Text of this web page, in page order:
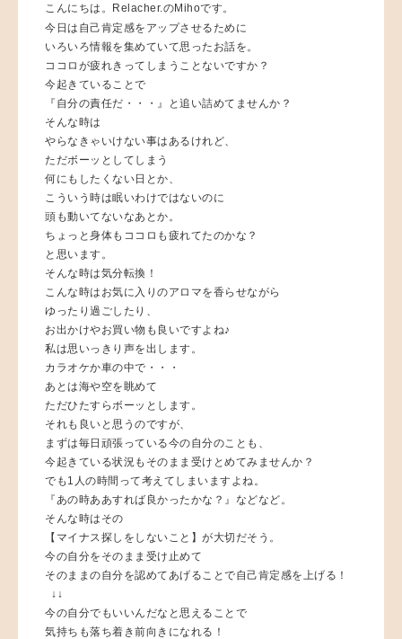
こんにちは。Relacher.のMihoです。
今日は自己肯定感をアップさせるために
いろいろ情報を集めていて思ったお話を。
ココロが疲れきってしまうことないですか？
今起きていることで
『自分の責任だ・・・』と追い詰めてませんか？
そんな時は
やらなきゃいけない事はあるけれど、
ただボーッとしてしまう
何にもしたくない日とか、
こういう時は眠いわけではないのに
頭も動いてないなあとか。
ちょっと身体もココロも疲れてたのかな？
と思います。
そんな時は気分転換！
こんな時はお気に入りのアロマを香らせながら
ゆったり過ごしたり、
お出かけやお買い物も良いですよね♪
私は思いっきり声を出します。
カラオケか車の中で・・・
あとは海や空を眺めて
ただひたすらボーッとします。
それも良いと思うのですが、
まずは毎日頑張っている今の自分のことも、
今起きている状況もそのまま受けとめてみませんか？
でも1人の時間って考えてしまいますよね。
『あの時ああすれば良かったかな？』などなど。
そんな時はその
【マイナス探しをしないこと】が大切だそう。
今の自分をそのまま受け止めて
そのままの自分を認めてあげることで自己肯定感を上げる！
↓↓
今の自分でもいいんだなと思えることで
気持ちも落ち着き前向きになれる！